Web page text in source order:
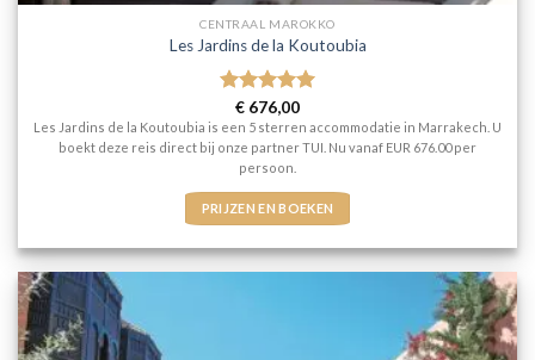
CENTRAAL MAROKKO
Les Jardins de la Koutoubia
Gewaardeerd
5uit 5
€ 676,00
Les Jardins de la Koutoubia is een 5 sterren accommodatie in Marrakech. U
boekt deze reis direct bij onze partner TUI. Nu vanaf EUR 676.00 per
persoon.
PRIJZEN EN BOEKEN